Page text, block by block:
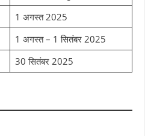
1 अगस्त 2025
1 अगस्त – 1 सितंबर 2025
30 सितंबर 2025